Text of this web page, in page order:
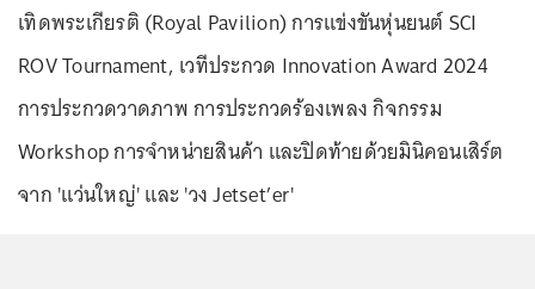
เทิดพระเกียรติ (Royal Pavilion) การแข่งขันหุ่นยนต์ SCI
ROV Tournament, เวทีประกวด Innovation Award 2024
การประกวดวาดภาพ การประกวดร้องเพลง กิจกรรม
Workshop การจำหน่ายสินค้า และปิดท้ายด้วยมินิคอนเสิร์ต
จาก 'แว่นใหญ่' และ 'วง Jetset’er'